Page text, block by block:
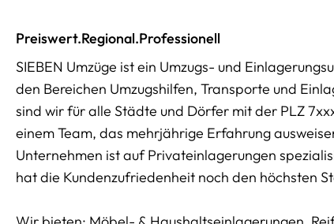
Preiswert.Regional.Professionell
SIEBEN Umzüge ist ein Umzugs- und
den Bereichen Umzugshilfen, Transporte und
sind wir für alle Städte und Dörfer mit der PLZ
einem Team, das mehrjährige Erfahrung
Unternehmen ist auf Privateinlagerungen
hat die Kundenzufriedenheit noch den höchsten